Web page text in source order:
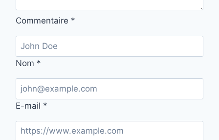
Commentaire *
Nom *
E-mail *